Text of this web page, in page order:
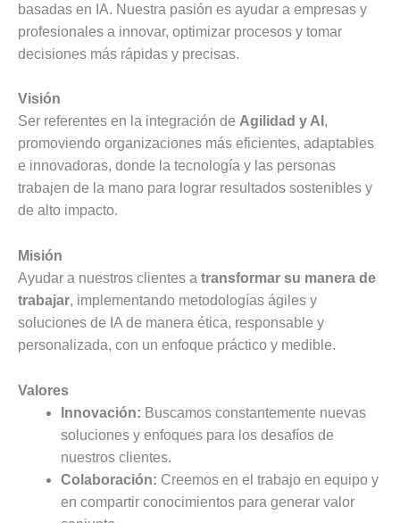
basadas en IA. Nuestra pasión es ayudar a empresas y
profesionales a innovar, optimizar procesos y tomar
decisiones más rápidas y precisas.
Visión
Ser referentes en la integración de Agilidad y AI ,
promoviendo organizaciones más eficientes, adaptables
e innovadoras, donde la tecnología y las personas
trabajen de la mano para lograr resultados sostenibles y
de alto impacto.
Misión
Ayudar a nuestros clientes a transformar su manera de
trabajar, implementando metodologías ágiles y
soluciones de IA de manera ética, responsable y
personalizada, con un enfoque práctico y medible.
Valores
Innovación: Buscamos constantemente nuevas
soluciones y enfoques para los desafíos de
nuestros clientes.
Colaboración: Creemos en el trabajo en equipo y
en compartir conocimientos para generar valor